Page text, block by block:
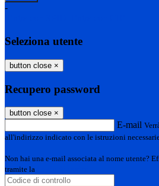
-
Seleziona utente
button close ×
Recupero password
button close ×
E-mail
all'indirizzo indicato con le istruzioni
Non hai una e-mail associata al nome utente?
tramite la